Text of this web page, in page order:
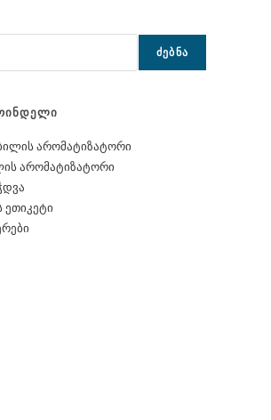
ᲫᲔᲑᲜᲐ
არომატიზატორი
არომატიზატორი
ეთიკეტი